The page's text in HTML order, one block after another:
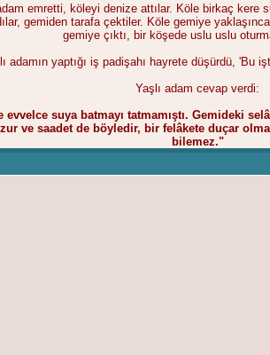
emretti, köleyi denize attılar. Köle birkaç kere
gemiden tarafa çektiler. Köle gemiye
gemiye çıktı, bir köşede uslu uslu
adamın yaptığı iş padişahı hayrete düşürdü, 'Bu
Yaşlı adam cevap verdi:
evvelce suya batmayı tatmamıştı. Gemideki
ve saadet de böyledir, bir felâkete duçar
bilemez."